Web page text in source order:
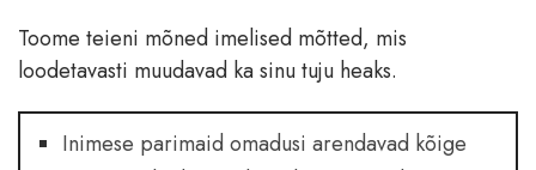
Toome teieni mõned imelised mõtted, mis
loodetavasti muudavad ka sinu tuju heaks.
Inimese parimaid omadusi arendavad kõige